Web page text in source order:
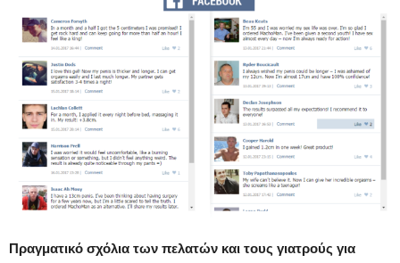
Πραγματικό σχόλια των πελατών και τους γιατρούς για